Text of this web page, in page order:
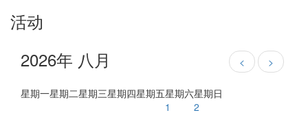
活动
2026年 八月
< >
星期一星期二星期三星期四星期五星期六星期日
1
2